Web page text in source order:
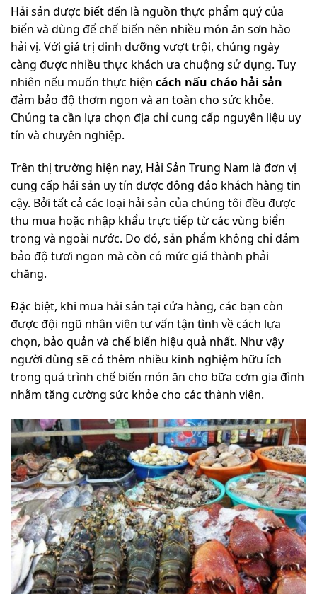
Hải sản được biết đến là nguồn thực phẩm quý của
biển và dùng để chế biến nên nhiều món ăn sơn hào
hải vị. Với giá trị dinh dưỡng vượt trội, chúng ngày
càng được nhiều thực khách ưa chuộng sử dụng. Tuy
nhiên nếu muốn thực hiện cách nấu cháo hải sản
đảm bảo độ thơm ngon và an toàn cho sức khỏe.
Chúng ta cần lựa chọn địa chỉ cung cấp nguyên liệu uy
tín và chuyên nghiệp.
Trên thị trường hiện nay, Hải Sản Trung Nam là đơn vị
cung cấp hải sản uy tín được đông đảo khách hàng tin
cậy. Bởi tất cả các loại hải sản của chúng tôi đều được
thu mua hoặc nhập khẩu trực tiếp từ các vùng biển
trong và ngoài nước. Do đó, sản phẩm không chỉ đảm
bảo độ tươi ngon mà còn có mức giá thành phải
chăng.
Đặc biệt, khi mua hải sản tại cửa hàng, các bạn còn
được đội ngũ nhân viên tư vấn tận tình về cách lựa
chọn, bảo quản và chế biến hiệu quả nhất. Như vậy
người dùng sẽ có thêm nhiều kinh nghiệm hữu ích
trong quá trình chế biến món ăn cho bữa cơm gia đình
nhằm tăng cường sức khỏe cho các thành viên.